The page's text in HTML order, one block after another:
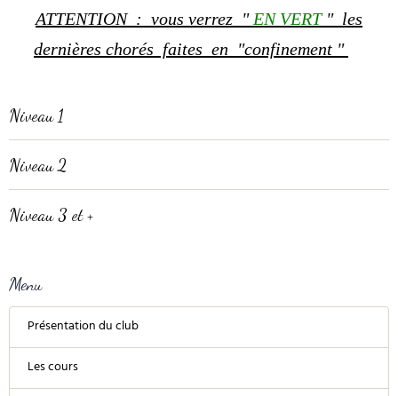
ATTENTION : vous verrez " EN VERT" les
dernières chorés faites en "confinement "
Niveau 1
Niveau 2
Niveau 3 et +
Menu
Présentation du club
Les cours